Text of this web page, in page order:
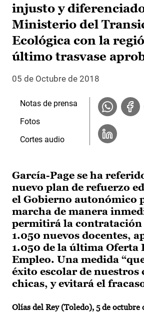
injusto y
Ministerio del
Ecológica con la
último trasvase
05 de Octubre de 2018
García-Page se ha
nuevo plan de refuerzo
el Gobierno autonómico
marcha de manera
permitirá la contratación
1.050 nuevos docentes,
1.050 de la última Oferta
Empleo. Una medida
éxito escolar de nuestros
chicas, y evitará el
Olías del Rey (Toledo), 5 de octubre
Notas de prensa
Fotos
Cortes audio